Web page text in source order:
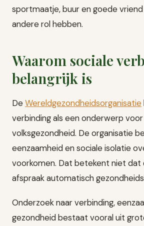
sportmaatje, buur en goede
andere rol hebben.
Waarom sociale
belangrijk is
DeWereldgezondheidsorganisatie
verbinding als een onderwerp
volksgezondheid. De organisatie
eenzaamheid en sociale isolatie
voorkomen. Dat betekent niet dat
afspraak automatisch
Onderzoek naar verbinding,
gezondheid bestaat vooral uit